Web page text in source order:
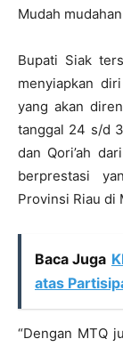
Mudah
Bupati Siak
menyiapkan
yang akan
tanggal 24 s/d
dan Qori’ah
berprestasi
Provinsi Riau di
Baca Juga
atas
“Dengan MTQ